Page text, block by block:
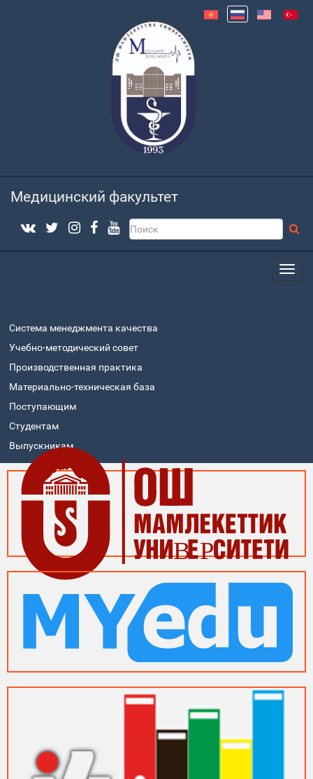
Медицинский факультет
Система менеджмента качества
Учебно-методический совет
Производственная практика
Материально-техническая база
Поступающим
Студентам
Выпускникам